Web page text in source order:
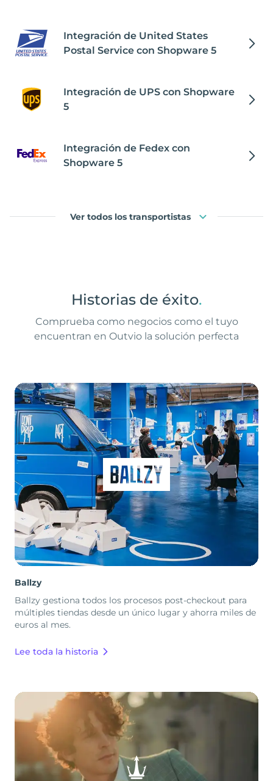
Integración de United States
Postal Service con Shopware 5
Integración de UPS con Shopware
5
Integración de Fedex con
Shopware 5
Ver todos los transportistas
Historias de éxito.
Comprueba como negocios como el tuyo
encuentran en Outvio la solución perfecta
Ballzy
Ballzy gestiona todos los procesos post-checkout para
múltiples tiendas desde un único lugar y ahorra miles de
euros al mes.
Lee toda la historia